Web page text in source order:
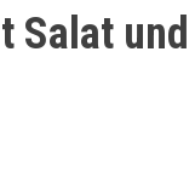
Salat und